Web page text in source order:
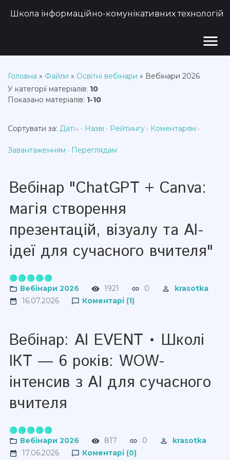
Школа інформаційно-комунікативних технологій
menu
Головна » Файли » Освітні вебінари » Вебінари 2026
У категорії матеріалів: 10
Показано матеріалів: 1-10
Сортувати за: Даті · Назві · Рейтингу · Коментарям ·
Завантаженням · Переглядам
Вебінар "ChatGPT + Canva:
магія створення
презентацій, візуалу та AI-
ідеї для сучасного вчителя"
Вебінари 2026 1921 0
krasotka
16.07.2026
Коментарі (1)
Вебінар: AI EVENT • Школі
ІКТ — 6 років: WOW-
інтенсив з AI для сучасного
вчителя
Вебінари 2026 817 0
krasotka
17.06.2026
Коментарі (0)